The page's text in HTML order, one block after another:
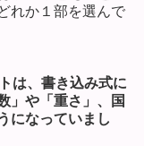
れか１部を選んで
は、書き込み式に
」や「重さ」、国
になっていまし